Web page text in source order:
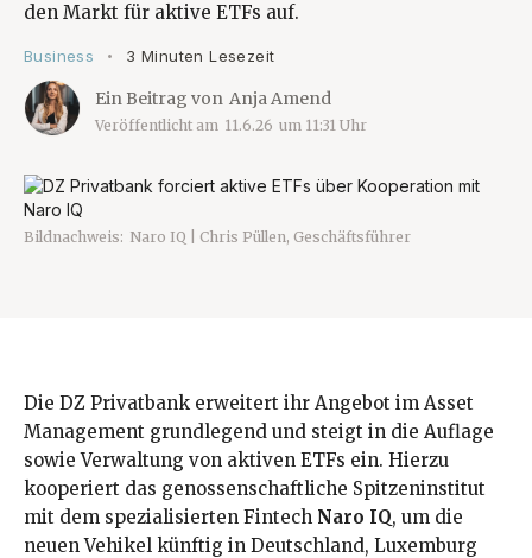
den Markt für aktive ETFs auf.
Business • 3 Minuten Lesezeit
Ein Beitrag von Anja Amend
Veröffentlicht am 11.6.26 um 11:31 Uhr
Bildnachweis: Naro IQ | Chris Püllen, Geschäftsführer
Die DZ Privatbank erweitert ihr Angebot im Asset
Management grundlegend und steigt in die Auflage
sowie Verwaltung von aktiven ETFs ein. Hierzu
kooperiert das genossenschaftliche Spitzeninstitut
mit dem spezialisierten Fintech Naro IQ, um die
neuen Vehikel künftig in Deutschland, Luxemburg